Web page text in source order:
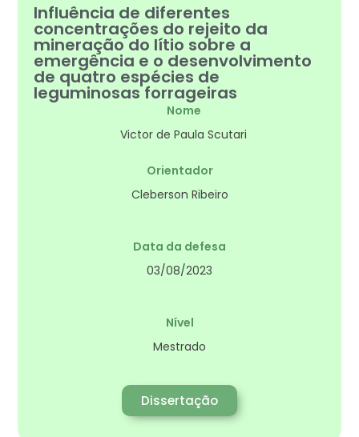
Influência de diferentes
concentrações do rejeito da
mineração do lítio sobre a
emergência e o desenvolvimento
de quatro espécies de
leguminosas forrageiras
Nome
Victor de Paula Scutari
Orientador
Cleberson Ribeiro
Data da defesa
03/08/2023
Nível
Mestrado
Dissertação